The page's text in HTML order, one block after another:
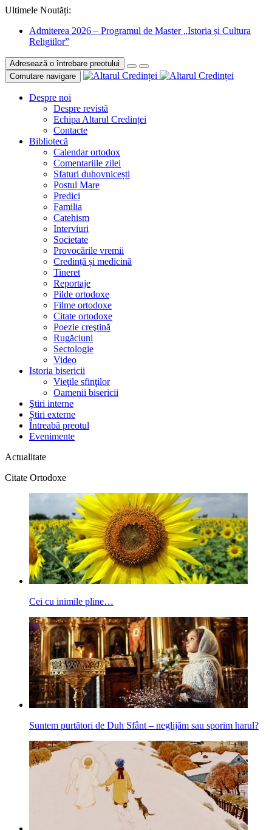
Ultimele Noutăți:
Admiterea 2026 – Programul de Master „Istoria și Cultura
Religiilor”
Adresează o întrebare preotului
Comutare navigare
Despre noi
Despre revistă
Echipa Altarul Credinței
Contacte
Bibliotecă
Calendar ortodox
Comentariile zilei
Sfaturi duhovnicești
Postul Mare
Predici
Familia
Catehism
Interviuri
Societate
Provocările vremii
Credință și medicină
Tineret
Reportaje
Pilde ortodoxe
Filme ortodoxe
Citate ortodoxe
Poezie creştină
Rugăciuni
Sectologie
Video
Istoria bisericii
Vieţile sfinţilor
Oamenii bisericii
Ştiri interne
Știri externe
Întreabă preotul
Evenimente
Actualitate
Citate Ortodoxe
Cei cu inimile pline…
Suntem purtători de Duh Sfânt – neglijăm sau sporim harul?